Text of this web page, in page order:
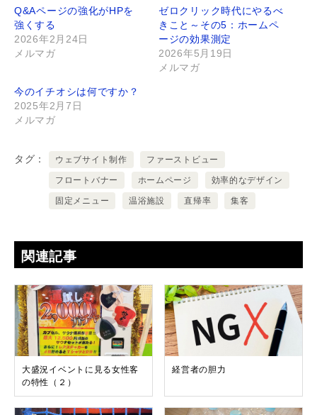
Q&Aページの強化がHPを
強くする
2026年2月24日
メルマガ
ゼロクリック時代にやるべ
きこと～その5：ホームペ
ージの効果測定
2026年5月19日
メルマガ
今のイチオシは何ですか？
2025年2月7日
メルマガ
タグ ウェブサイト制作 ファーストビュー
フロートバナー ホームページ 効率的なデザイン
固定メニュー 温浴施設 直帰率 集客
関連記事
大盛況イベントに見る女性客
の特性（２）
経営者の胆力